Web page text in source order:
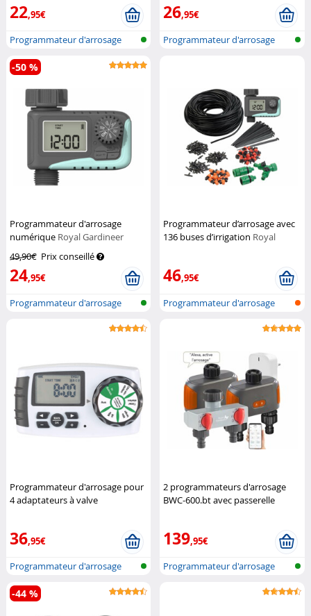
22,95€
Programmateur d'arrosage
électroniq...
26,95€
Programmateur d'arrosage
Programmateur d'arrosage
numérique Royal Gardineer
49,90€ Prix conseillé
24,95€
-50 %
Programmateur d'arrosage
Programmateur d’arrosage avec
136 buses d’irrigation Royal
46,95€
Programmateur d'arrosage
Programmateur d'arrosage pour
4 adaptateurs à valve
36,95€
Programmateur d'arrosage
électroniq...
2 programmateurs d'arrosage
BWC-600.bt avec passerelle
139,95€
Programmateur d'arrosage
-44 %